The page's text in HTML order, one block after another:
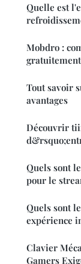
Quelle est
Mobdro :
Tout savoir
avantages
Découvrir
Quels sont
pour le
Quels sont
expérience
Clavier
Gamers